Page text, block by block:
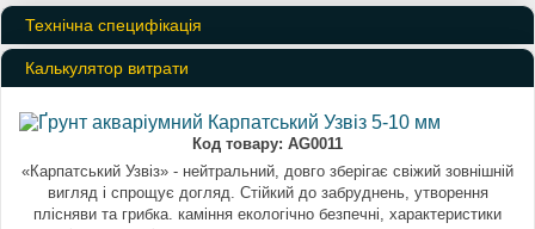
Технічна специфікація
Калькулятор витрати
Код товару: AG0011
«Карпатський Узвіз» - нейтральний, довго зберігає свіжий зовнішній
вигляд і спрощує догляд. Стійкий до забруднень, утворення
плісняви та грибка. каміння екологічно безпечні, характеристики